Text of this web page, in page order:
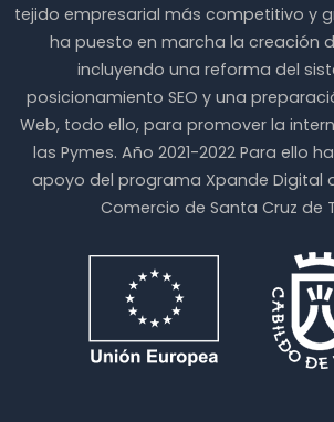
tejido empresarial más competitivo y
ha puesto en marcha la creación
incluyendo una reforma del
posicionamiento SEO y una
Web, todo ello, para promover la
las Pymes. Año 2021-2022 Para ello
apoyo del programa Xpande Digital
Comercio de Santa Cruz de